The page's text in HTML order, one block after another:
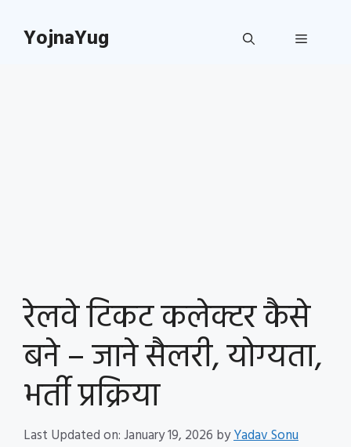
contentYojnaYug Menu
रेलवे टिकट कलेक्टर कैसे
बने – जाने सैलरी, योग्यता,
भर्ती प्रक्रिया
Last Updated on: January 19, 2026 byYadav Sonu